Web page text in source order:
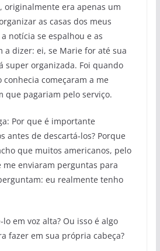
originalmente era apenas um
as casas dos meus
notícia se espalhou e as
a dizer: ei, se Marie for até sua
super organizada. Foi quando
conhecia começaram a me
que pagariam pelo serviço.
Por que é importante
antes de descartá-los? Porque
que muitos americanos, pelo
me enviaram perguntas para
eu realmente tenho
em voz alta? Ou isso é algo
fazer em sua própria cabeça?